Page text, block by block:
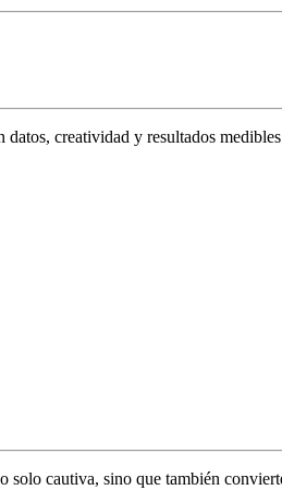
datos, creatividad y resultados
cautiva, sino que también